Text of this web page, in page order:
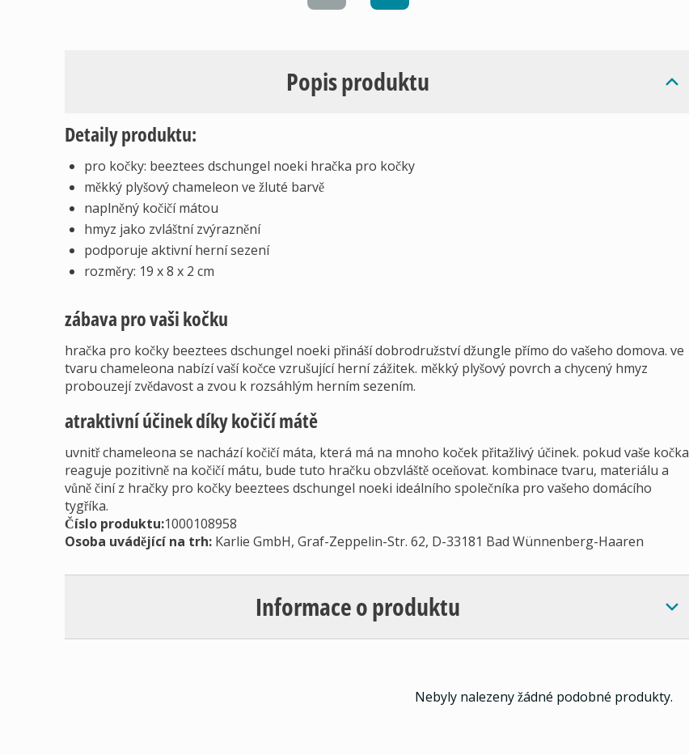
Popis produktu
Detaily produktu:
pro kočky: beeztees dschungel noeki hračka pro kočky
měkký plyšový chameleon ve žluté barvě
naplněný kočičí mátou
hmyz jako zvláštní zvýraznění
podporuje aktivní herní sezení
rozměry: 19 x 8 x 2 cm
zábava pro vaši kočku
hračka pro kočky beeztees dschungel noeki přináší dobrodružství džungle přímo do vašeho domova. ve
tvaru chameleona nabízí vaší kočce vzrušující herní zážitek. měkký plyšový povrch a chycený hmyz
probouzejí zvědavost a zvou k rozsáhlým herním sezením.
atraktivní účinek díky kočičí mátě
uvnitř chameleona se nachází kočičí máta, která má na mnoho koček přitažlivý účinek. pokud vaše kočka
reaguje pozitivně na kočičí mátu, bude tuto hračku obzvláště oceňovat. kombinace tvaru, materiálu a
vůně činí z hračky pro kočky beeztees dschungel noeki ideálního společníka pro vašeho domácího
tygříka.
Číslo produktu:1000108958
Osoba uvádějící na trh: Karlie GmbH, Graf-Zeppelin-Str. 62, D-33181 Bad Wünnenberg-Haaren
Informace o produktu
Nebyly nalezeny žádné podobné produkty.